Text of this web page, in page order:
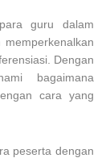
guru dalam
Dengan
bagaimana
cara yang
peserta dengan